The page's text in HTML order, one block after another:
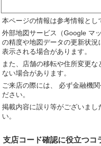
本ページの情報は参考情報とし
外部地図サービス（Google マ
の精度や地図データの更新状
表示される場合があります。
また、店舗の移転や住所変更
ない場合があります。
ご来店の際には、 必ず金融機
ださい。
掲載内容に誤り等がございまし
い。
支店コード確認に役立つコ